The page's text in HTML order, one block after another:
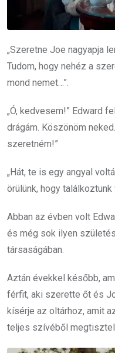
„Szeretne Joe nagyapja
Tudom, hogy nehéz a
mond nemet…”.
„Ó, kedvesem!” Edward
drágám. Köszönöm
szeretném!”
„Hát, te is egy angyal
örülünk, hogy találkoztunk
Abban az évben volt
és még sok ilyen
társaságában.
Aztán évekkel később,
férfit, aki szerette őt és
kísérje az oltárhoz, amit
teljes szívéből